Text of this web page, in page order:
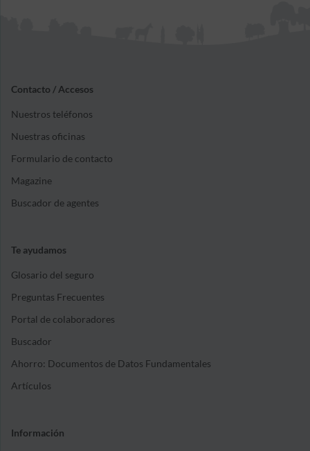
Contacto / Accesos
Nuestros teléfonos
Nuestras oficinas
Formulario de contacto
Magazine
Buscador de agentes
Te ayudamos
Glosario del seguro
Preguntas Frecuentes
Portal de colaboradores
Buscador
Ahorro: Documentos de Datos Fundamentales
Artículos
Información